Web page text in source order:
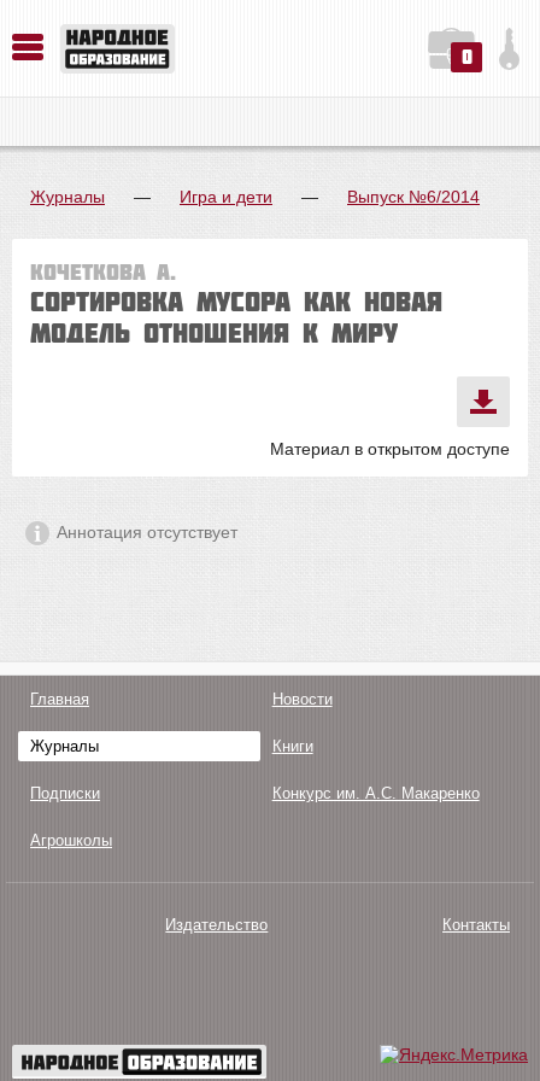
0
Журналы — Игра и дети — Выпуск №6/2014
Кочеткова А.
Сортировка мусора как новая
модель отношения к миру
Материал в открытом доступе
Аннотация отсутствует
Главная Новости
Журналы Книги
Подписки Конкурс им. А.С. Макаренко
Агрошколы
Издательство Контакты